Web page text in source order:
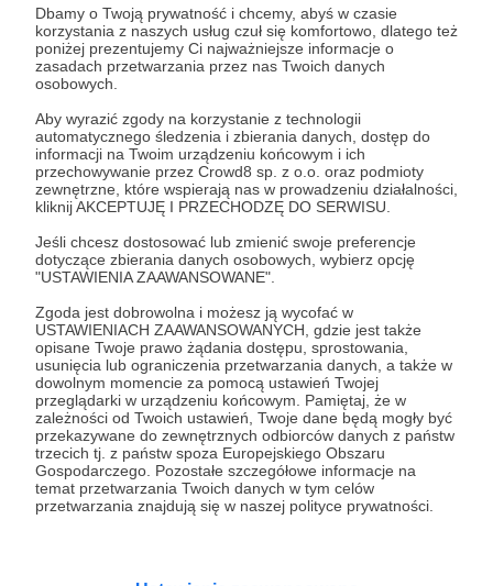
Dbamy o Twoją prywatność i chcemy, abyś w czasie
korzystania z naszych usług czuł się komfortowo, dlatego też
poniżej prezentujemy Ci najważniejsze informacje o
zasadach przetwarzania przez nas Twoich danych
osobowych.
Aby wyrazić zgody na korzystanie z technologii
automatycznego śledzenia i zbierania danych, dostęp do
informacji na Twoim urządzeniu końcowym i ich
przechowywanie przez Crowd8 sp. z o.o. oraz podmioty
zewnętrzne, które wspierają nas w prowadzeniu działalności,
kliknij AKCEPTUJĘ I PRZECHODZĘ DO SERWISU.
Jeśli chcesz dostosować lub zmienić swoje preferencje
dotyczące zbierania danych osobowych, wybierz opcję
"USTAWIENIA ZAAWANSOWANE".
Zgoda jest dobrowolna i możesz ją wycofać w
USTAWIENIACH ZAAWANSOWANYCH, gdzie jest także
opisane Twoje prawo żądania dostępu, sprostowania,
usunięcia lub ograniczenia przetwarzania danych, a także w
dowolnym momencie za pomocą ustawień Twojej
przeglądarki w urządzeniu końcowym. Pamiętaj, że w
zależności od Twoich ustawień, Twoje dane będą mogły być
przekazywane do zewnętrznych odbiorców danych z państw
trzecich tj. z państw spoza Europejskiego Obszaru
Gospodarczego. Pozostałe szczegółowe informacje na
temat przetwarzania Twoich danych w tym celów
przetwarzania znajdują się w naszej polityce prywatności.
Odpowiedz
Użytkownik
3 dni temu
Komentarz użytkownika
Odpowiedz
Zostań Patronem
Dołącz do grona Patronów!
Wesprzyj działalność AutoraOkruchy Kultury
teraz!